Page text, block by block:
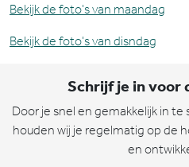
Bekijk de foto's van maandag
Bekijk de foto's van disndag
Schrijf je in voor
Door je snel en gemakkelijk in
houden wij je regelmatig op de
en